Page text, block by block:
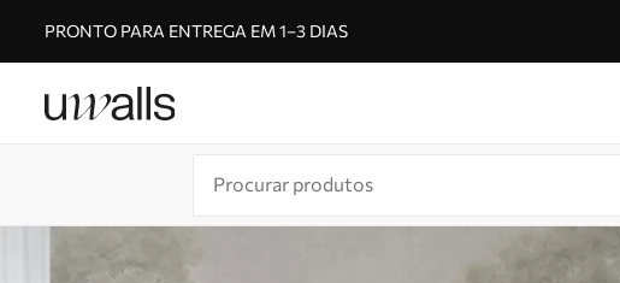
PRONTO PARA ENTREGA EM 1–3 DIAS